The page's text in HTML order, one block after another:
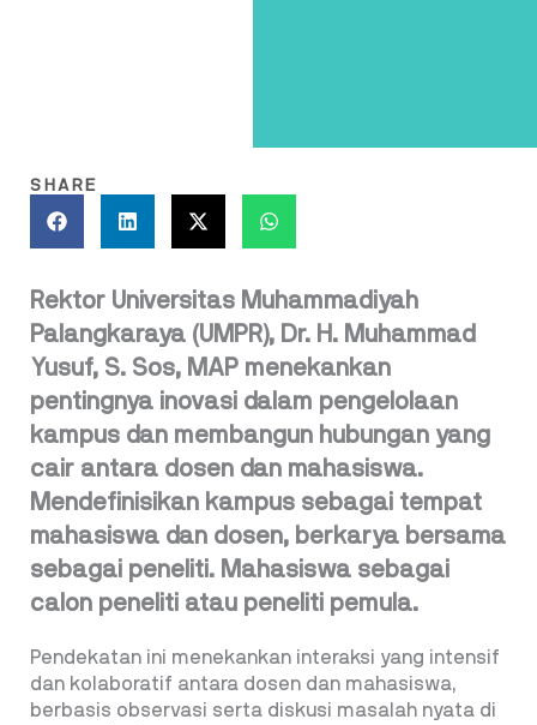
SHARE
Rektor Universitas Muhammadiyah
Palangkaraya (UMPR), Dr. H. Muhammad
Yusuf, S. Sos, MAP menekankan
pentingnya inovasi dalam pengelolaan
kampus dan membangun hubungan yang
cair antara dosen dan mahasiswa.
Mendefinisikan kampus sebagai tempat
mahasiswa dan dosen, berkarya bersama
sebagai peneliti. Mahasiswa sebagai
calon peneliti atau peneliti pemula.
Pendekatan ini menekankan interaksi yang intensif
dan kolaboratif antara dosen dan mahasiswa,
berbasis observasi serta diskusi masalah nyata di